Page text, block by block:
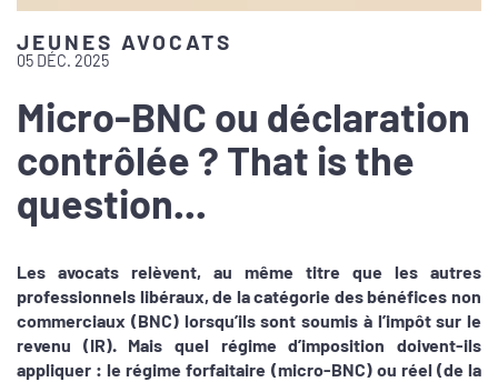
JEUNES AVOCATS
05 DÉC. 2025
Micro-BNC ou déclaration
contrôlée ? That is the
question...
Les avocats relèvent, au même titre que les autres
professionnels libéraux, de la catégorie des bénéfices non
commerciaux (BNC) lorsqu’ils sont soumis à l’impôt sur le
revenu (IR). Mais quel régime d’imposition doivent-ils
appliquer : le régime forfaitaire (micro-BNC) ou réel (de la